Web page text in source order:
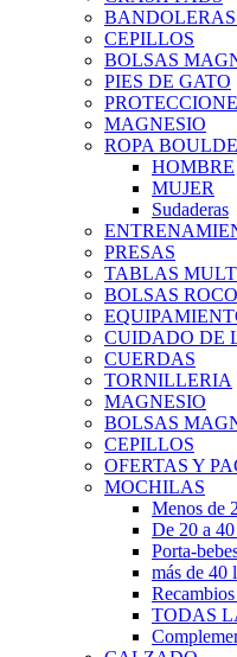
CEPILLOS
BOLSAS
PIES DE GATO
MAGNESIO
ROPA
HOMBRE
MUJER
Sudaderas
PRESAS
TABLAS
BOLSAS
CUIDADO DE
CUERDAS
TORNILLERIA
MAGNESIO
BOLSAS
CEPILLOS
OFERTAS Y
MOCHILAS
Menos de
De 20 a
Porta-
más de 40 l
TODAS